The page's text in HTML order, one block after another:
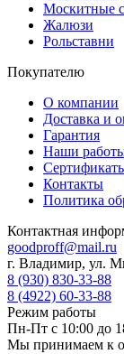
Москитные
Жалюзи
Рольставни
Покупателю
О компании
Доставка и
Гарантия
Наши
Контакты
Политика
Контактная
goodproff@mail.ru
г. Владимир, ул.
8 (930) 830-33-88
8 (4922) 60-33-88
Режим работы
Пн-Пт с 10:00 до
Мы принимаем к